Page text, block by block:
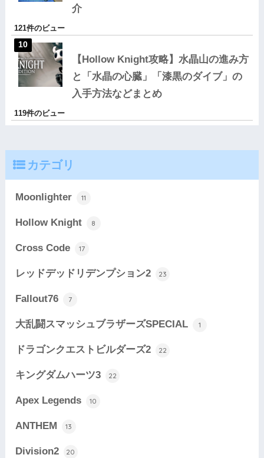
介
121件のビュー
【Hollow Knight攻略】水晶山の進み方
と「水晶の心臓」「漆黒のダイブ」の
入手方法などまとめ
119件のビュー
カテゴリ
Moonlighter 11
Hollow Knight 8
Cross Code 17
レッドデッドリデンプション2 23
Fallout76 7
大乱闘スマッシュブラザーズSPECIAL 1
ドラゴンクエストビルダーズ2 22
キングダムハーツ3 22
Apex Legends 10
ANTHEM 13
Division2 20